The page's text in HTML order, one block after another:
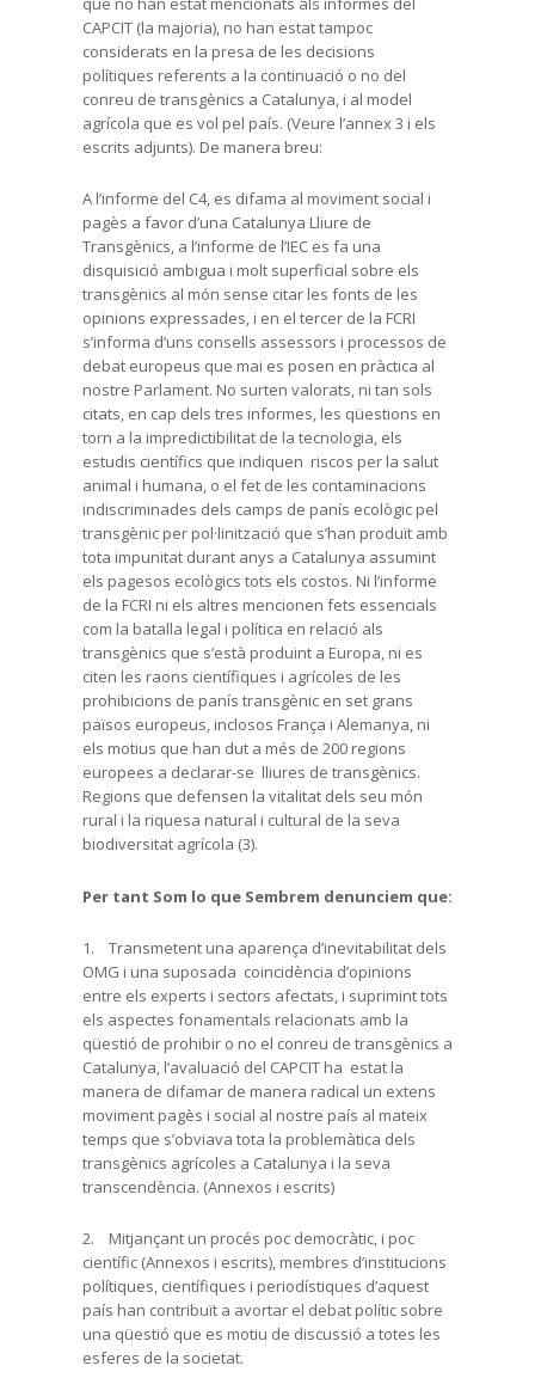
CAPCIT (la majoria), no han estat tampoc
considerats en la presa de les decisions
polítiques referents a la continuació o no del
conreu de transgènics a Catalunya, i al model
agrícola que es vol pel país. (Veure l’annex 3 i els
escrits adjunts). De manera breu:
A l’informe del C4, es difama al moviment social i
pagès a favor d’una Catalunya Lliure de
Transgènics, a l’informe de l’IEC es fa una
disquisició ambigua i molt superficial sobre els
transgènics al món sense citar les fonts de les
opinions expressades, i en el tercer de la FCRI
s’informa d’uns consells assessors i processos de
debat europeus que mai es posen en pràctica al
nostre Parlament. No surten valorats, ni tan sols
citats, en cap dels tres informes, les qüestions en
torn a la impredictibilitat de la tecnologia, els
estudis científics que indiquen riscos per la salut
animal i humana, o el fet de les contaminacions
indiscriminades dels camps de panís ecològic pel
transgènic per pol·linització que s’han produït amb
tota impunitat durant anys a Catalunya assumint
els pagesos ecològics tots els costos. Ni l’informe
de la FCRI ni els altres mencionen fets essencials
com la batalla legal i política en relació als
transgènics que s’està produint a Europa, ni es
citen les raons científiques i agrícoles de les
prohibicions de panís transgènic en set grans
països europeus, inclosos França i Alemanya, ni
els motius que han dut a més de 200 regions
europees a declarar-se lliures de transgènics.
Regions que defensen la vitalitat dels seu món
rural i la riquesa natural i cultural de la seva
biodiversitat agrícola (3).
Per tant Som lo que Sembrem denunciem que:
1. Transmetent una aparença d’inevitabilitat dels
OMG i una suposada coincidència d’opinions
entre els experts i sectors afectats, i suprimint tots
els aspectes fonamentals relacionats amb la
qüestió de prohibir o no el conreu de transgènics a
Catalunya, l’avaluació del CAPCIT ha estat la
manera de difamar de manera radical un extens
moviment pagès i social al nostre país al mateix
temps que s’obviava tota la problemàtica dels
transgènics agrícoles a Catalunya i la seva
transcendència. (Annexos i escrits)
2. Mitjançant un procés poc democràtic, i poc
científic (Annexos i escrits), membres d’institucions
polítiques, científiques i periodístiques d’aquest
país han contribuït a avortar el debat polític sobre
una qüestió que es motiu de discussió a totes les
esferes de la societat.